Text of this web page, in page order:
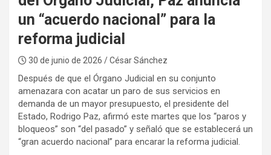
un “acuerdo nacional” para la
reforma judicial
30 de junio de 2026 / César Sánchez
Después de que el Órgano Judicial en su conjunto
amenazara con acatar un paro de sus servicios en
demanda de un mayor presupuesto, el presidente del
Estado, Rodrigo Paz, afirmó este martes que los “paros y
bloqueos” son “del pasado” y señaló que se establecerá un
“gran acuerdo nacional” para encarar la reforma judicial.